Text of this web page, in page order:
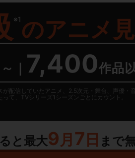
※1 のアニメ
7,400作品
配信していたアニメ、2.5次元・舞台、声優・
て、TVシリーズ1シーズンごとにカウント。
と最大9月 7 日 まで